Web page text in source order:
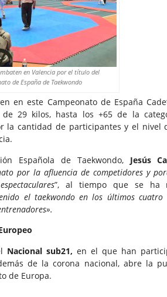
en Valencia por el título del
de España de Taekwondo
en este Campeonato de España
29 kilos, hasta los +65 de la
la cantidad de participantes y el nivel
Española de Taekwondo, Jesús
por la afluencia de competidores y
”, al tiempo que se ha
el taekwondo en los últimos cuatro
Nacional sub21, en el que han
de la corona nacional, abre la
de Europa.